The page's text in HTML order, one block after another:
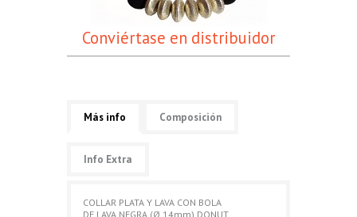
Conviértase en distribuidor
Más info Composición
Info Extra
COLLAR PLATA Y LAVA CON BOLA
DE LAVA NEGRA (Ø 14mm) DONUT